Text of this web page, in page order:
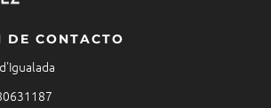
DE CONTACTO